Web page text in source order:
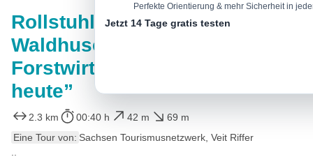
Rollstuhl-Tour “Die
Waldhusche – Erlebnis
Forstwirtschaft einst und
heute”
2.3 km 00:40 h 42 m
69 m
Eine Tour von: Sachsen Tourismusnetzwerk, Veit Riffer
Perfekte Orientierung & mehr Sicherheit in
Jetzt 14 Tage gratis testen